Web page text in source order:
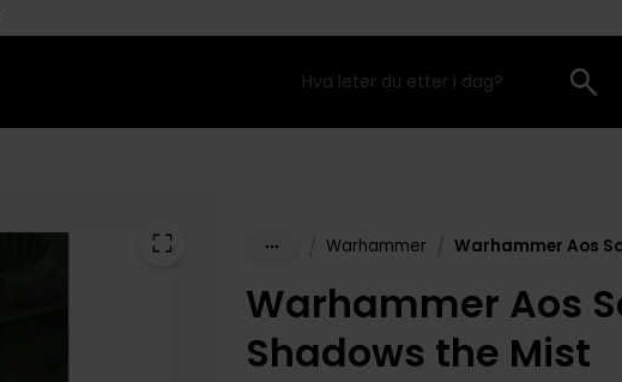
Warhammer Warhammer Aos
Warhammer Aos
Shadows the Mist